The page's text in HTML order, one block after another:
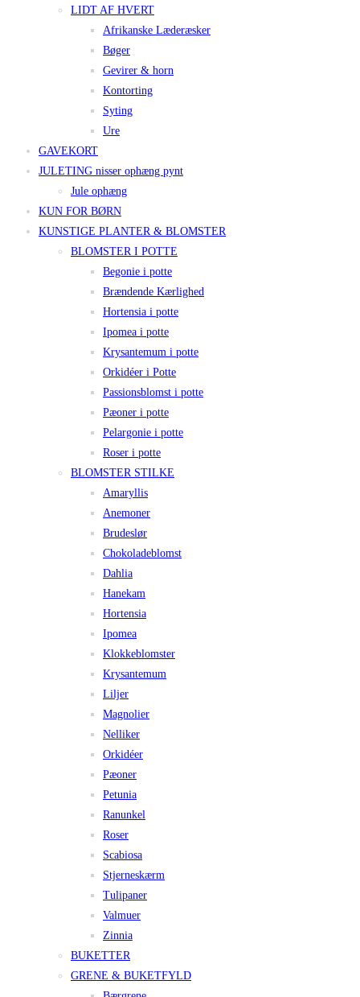
LIDT AF HVERT
Afrikanske Læderæsker
Bøger
Gevirer & horn
Kontorting
Syting
Ure
GAVEKORT
JULETING nisser ophæng pynt
Jule ophæng
KUN FOR BØRN
KUNSTIGE PLANTER & BLOMSTER
BLOMSTER I POTTE
Begonie i potte
Brændende Kærlighed
Hortensia i potte
Ipomea i potte
Krysantemum i potte
Orkidéer i Potte
Passionsblomst i potte
Pæoner i potte
Pelargonie i potte
Roser i potte
BLOMSTER STILKE
Amaryllis
Anemoner
Brudeslør
Chokoladeblomst
Dahlia
Hanekam
Hortensia
Ipomea
Klokkeblomster
Krysantemum
Liljer
Magnolier
Nelliker
Orkidéer
Pæoner
Petunia
Ranunkel
Roser
Scabiosa
Stjerneskærm
Tulipaner
Valmuer
Zinnia
BUKETTER
GRENE & BUKETFYLD